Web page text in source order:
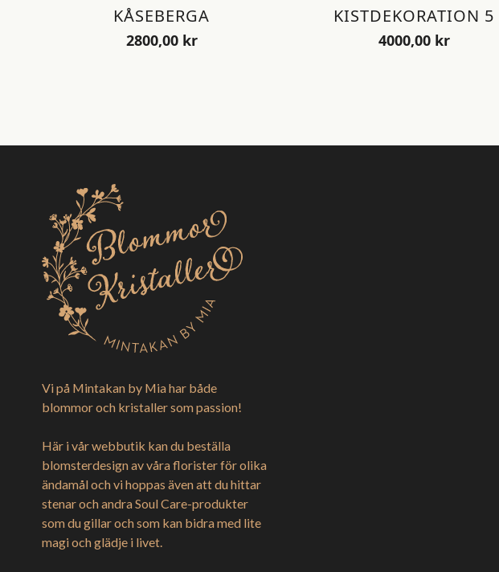
KÅSEBERGA
2800,00 kr
KISTDEKORATION 5
4000,00 kr
Vi på Mintakan by Mia har både
blommor och kristaller som passion!
Här i vår webbutik kan du beställa
blomsterdesign av våra florister för olika
ändamål och vi hoppas även att du hittar
stenar och andra Soul Care-produkter
som du gillar och som kan bidra med lite
magi och glädje i livet.